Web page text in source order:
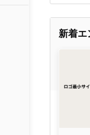
新着エ